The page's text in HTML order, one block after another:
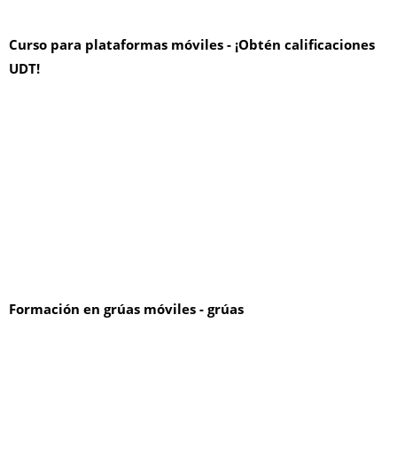
Curso para plataformas móviles - ¡Obtén calificaciones
UDT!
Formación en grúas móviles - grúas